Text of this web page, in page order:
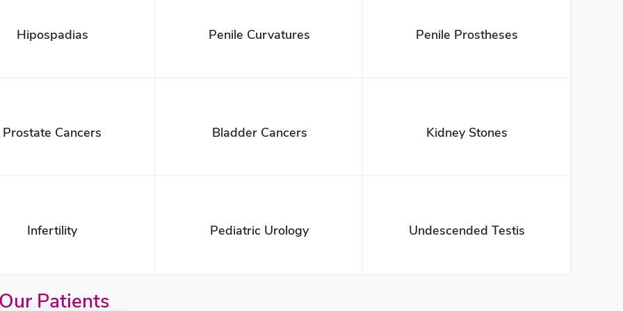
Hipospadias Penile Curvatures Penile Prostheses
Prostate Cancers Bladder Cancers Kidney Stones
Infertility Pediatric Urology Undescended Testis
Patients